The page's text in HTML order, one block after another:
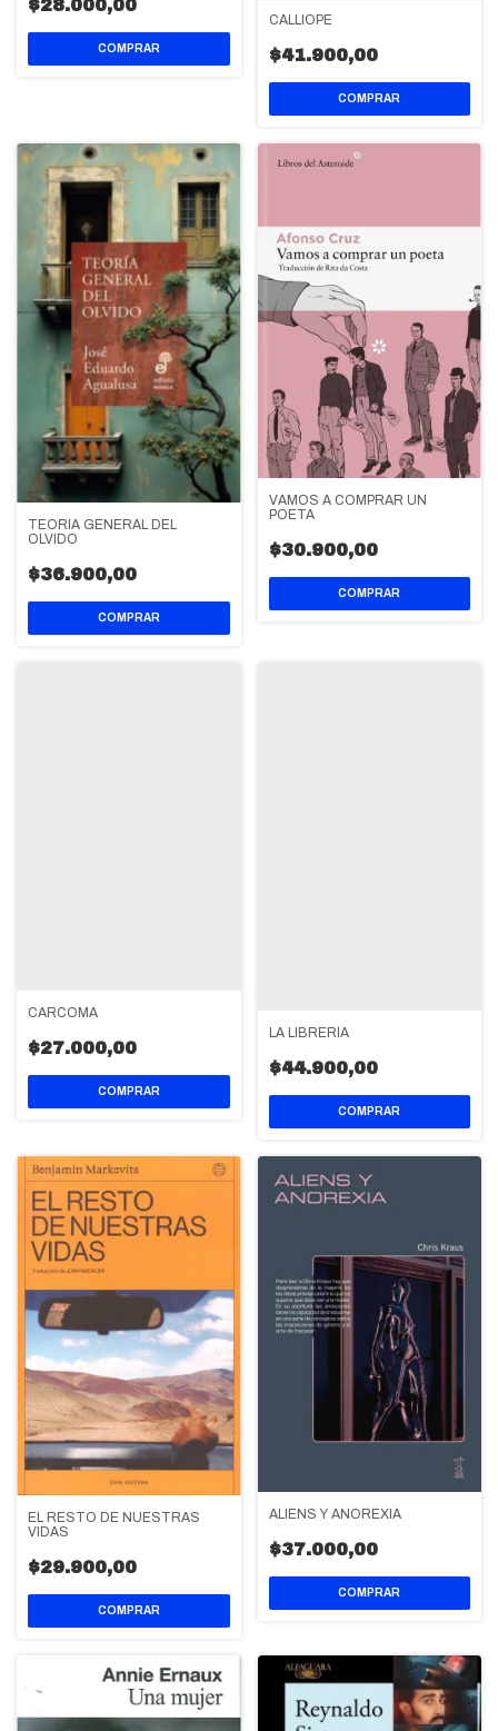
$28.000,00
CALLIOPE
$41.900,00
TEORIA GENERAL DEL
OLVIDO
$36.900,00
VAMOS A COMPRAR UN
POETA
$30.900,00
CARCOMA
$27.000,00
LA LIBRERÍA
$44.900,00
EL RESTO DE NUESTRAS
VIDAS
$29.900,00
ALIENS Y ANOREXIA
$37.000,00